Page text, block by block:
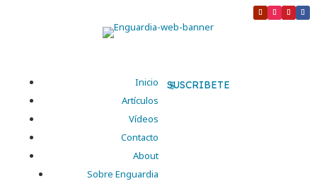
Inicio
Artículos
Vídeos
Contacto
About
Sobre Enguardia
SUSCRIBETE